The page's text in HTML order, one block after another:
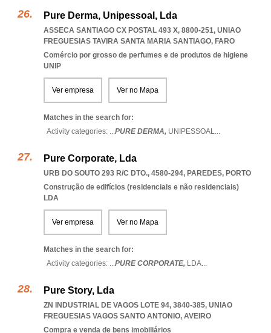
Pure Derma, Unipessoal, Lda
ASSECA SANTIAGO CX POSTAL 493 X, 8800-251, UNIAO
FREGUESIAS TAVIRA SANTA MARIA SANTIAGO, FARO
Comércio por grosso de perfumes e de produtos de higiene
UNIP
Ver empresa Ver no Mapa
Matches in the search for:
Activity categories: ...PURE DERMA, UNIPESSOAL...
Pure Corporate, Lda
URB DO SOUTO 293 R/C DTO., 4580-294, PAREDES, PORTO
Construção de edifícios (residenciais e não residenciais)
LDA
Ver empresa Ver no Mapa
Matches in the search for:
Activity categories: ...PURE CORPORATE, LDA...
Pure Story, Lda
ZN INDUSTRIAL DE VAGOS LOTE 94, 3840-385, UNIAO
FREGUESIAS VAGOS SANTO ANTONIO, AVEIRO
Compra e venda de bens imobiliários